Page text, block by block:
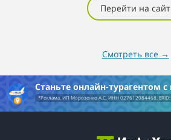
Перейти на сайт
Смотреть все →
Станьте онлайн-турагентом с
*Реклама. ИП Морозенко А.С. ИНН 027612084468. ERID: